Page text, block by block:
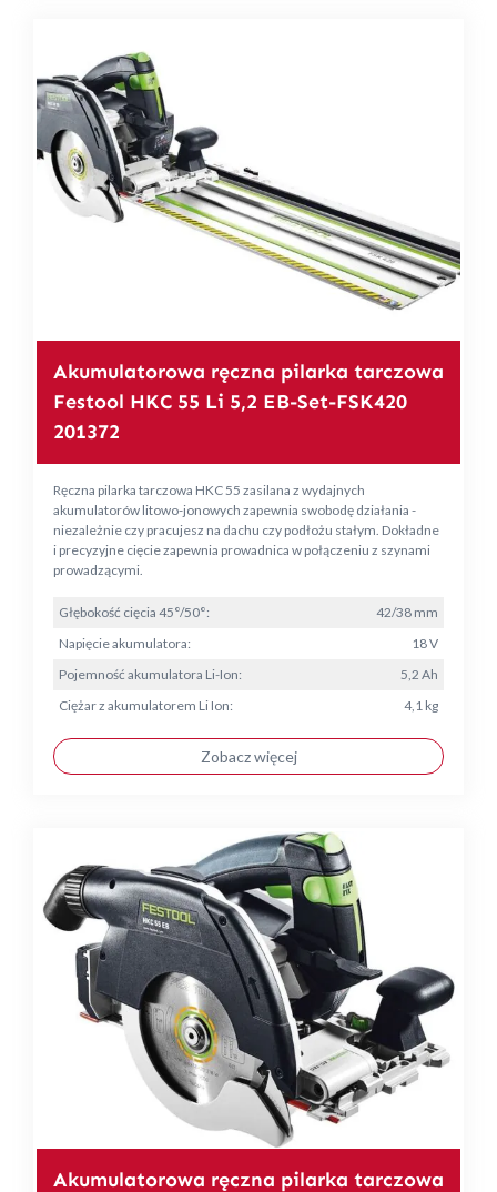
Akumulatorowa ręczna pilarka tarczowa
Festool HKC 55 Li 5,2 EB-Set-FSK420
201372
Ręczna pilarka tarczowa HKC 55 zasilana z wydajnych
akumulatorów litowo-jonowych zapewnia swobodę działania -
niezależnie czy pracujesz na dachu czy podłożu stałym. Dokładne
i precyzyjne cięcie zapewnia prowadnica w połączeniu z szynami
prowadzącymi.
Głębokość cięcia 45°/50°:
42/38 mm
Napięcie akumulatora:
18 V
Pojemność akumulatora Li-Ion:
5,2 Ah
Ciężar z akumulatorem Li Ion:
4,1 kg
Zobacz więcej
Akumulatorowa ręczna pilarka tarczowa